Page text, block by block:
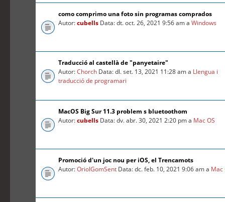
como comprimo una foto sin programas comprados
Autor:cubells Data: dt. oct. 26, 2021 9:56 am aWindows
Traducció al castellà de "panyetaire"
Autor:Chorch Data: dl. set. 13, 2021 11:28 am a Llengua i
traducció de programari
MacOS Big Sur 11.3 problem s bluetoothom
Autor:cubells Data: dv. abr. 30, 2021 2:20 pm a Mac OS
Promoció d'un joc nou per iOS, el Trencamots
Autor:OriolGomSent Data: dc. feb. 10, 2021 9:06 am a Mac